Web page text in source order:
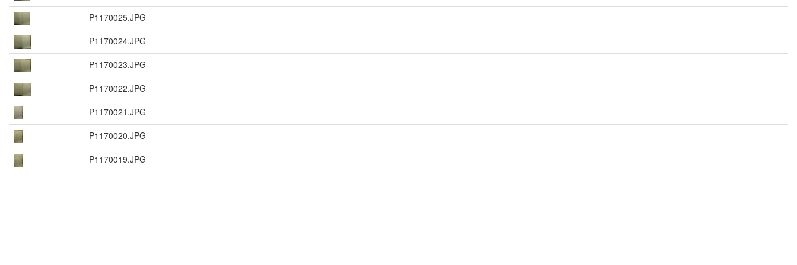
P1170025.JPG
P1170024.JPG
P1170023.JPG
P1170022.JPG
P1170021.JPG
P1170020.JPG
P1170019.JPG